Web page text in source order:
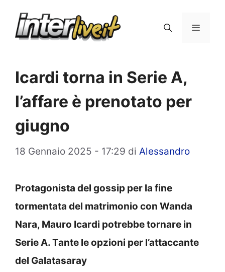
Menu
Icardi torna in Serie A,
l’affare è prenotato per
giugno
18 Gennaio 2025 - 17:29 di Alessandro
Protagonista del gossip per la fine
tormentata del matrimonio con Wanda
Nara, Mauro Icardi potrebbe tornare in
Serie A. Tante le opzioni per l’attaccante
del Galatasaray